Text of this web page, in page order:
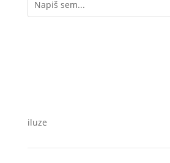
iluze